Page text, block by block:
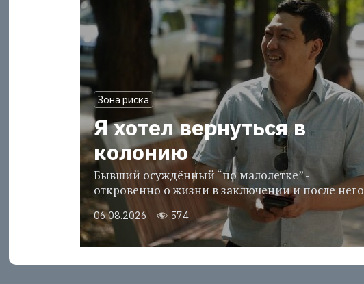
Зона риска
Я хотел вернуться в
колонию
Бывший осуждённый “по малолетке” -
откровенно о жизни в заключении и после него
06.08.2026 574